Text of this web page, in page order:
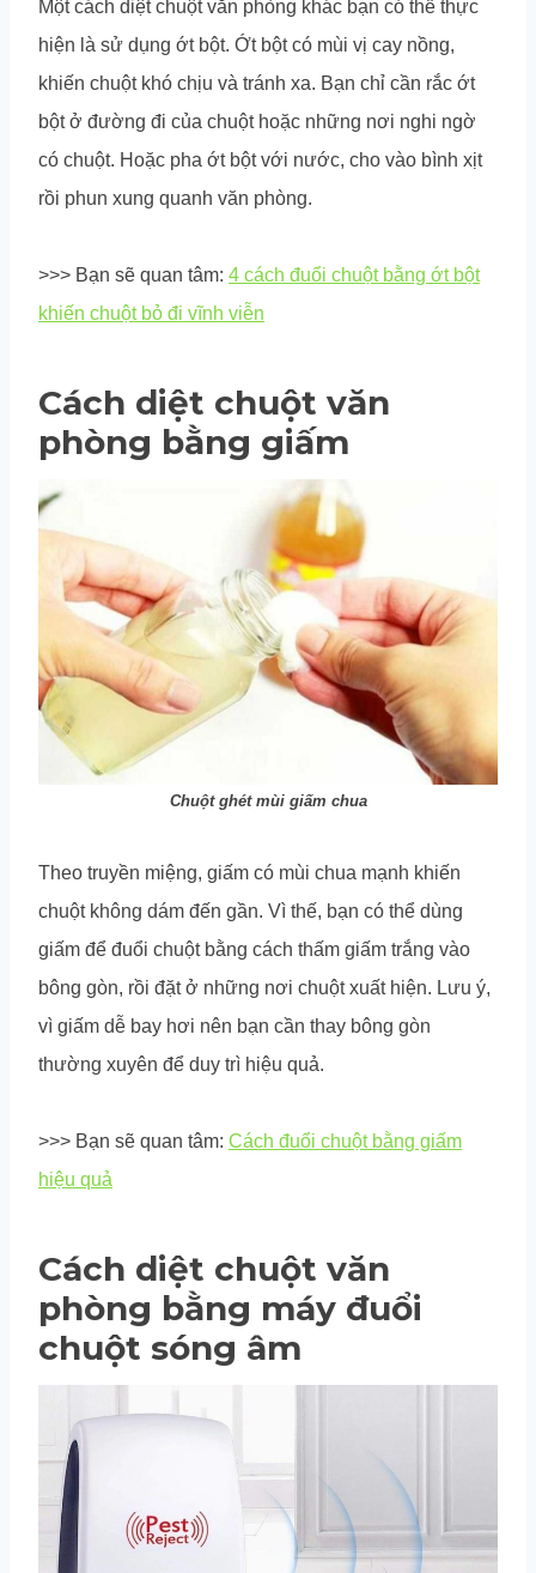
Một cách diệt chuột văn phòng khác bạn có thể thực
hiện là sử dụng ớt bột. Ớt bột có mùi vị cay nồng,
khiến chuột khó chịu và tránh xa. Bạn chỉ cần rắc ớt
bột ở đường đi của chuột hoặc những nơi nghi ngờ
có chuột. Hoặc pha ớt bột với nước, cho vào bình xịt
rồi phun xung quanh văn phòng.
>>> Bạn sẽ quan tâm: 4 cách đuổi chuột bằng ớt bột
khiến chuột bỏ đi vĩnh viễn
Cách diệt chuột văn
phòng bằng giấm
Chuột ghét mùi giấm chua
Theo truyền miệng, giấm có mùi chua mạnh khiến
chuột không dám đến gần. Vì thế, bạn có thể dùng
giấm để đuổi chuột bằng cách thấm giấm trắng vào
bông gòn, rồi đặt ở những nơi chuột xuất hiện. Lưu ý,
vì giấm dễ bay hơi nên bạn cần thay bông gòn
thường xuyên để duy trì hiệu quả.
>>> Bạn sẽ quan tâm: Cách đuổi chuột bằng giấm
hiệu quả
Cách diệt chuột văn
phòng bằng máy đuổi
chuột sóng âm